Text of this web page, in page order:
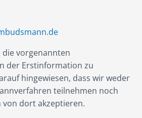
vorgenannten
der Erstinformation zu
hingewiesen, dass wir weder
teilnehmen noch
von dort akzeptieren.